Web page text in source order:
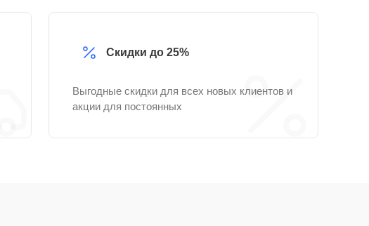
Скидки до 25%
Выгодные скидки для всех новых клиентов и
акции для постоянных